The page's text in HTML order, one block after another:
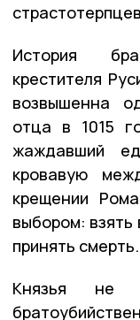
История
крестителя
возвышенна
отца в 1015
жаждавший
кровавую
крещении
выбором: взять
принять
Князья не